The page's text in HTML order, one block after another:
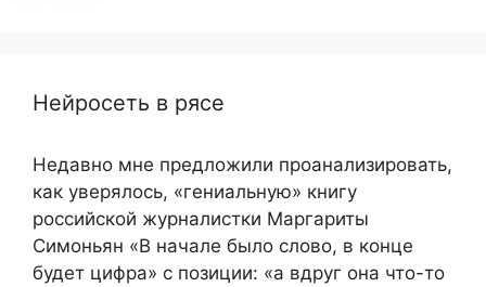
Нейросеть в рясе
Недавно мне предложили проанализировать,
как уверялось, «гениальную» книгу
российской журналистки Маргариты
Симоньян «В начале было слово, в конце
будет цифра» с позиции: «а вдруг она что-то